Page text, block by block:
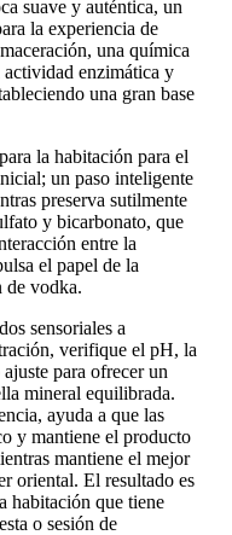
suave y auténtica, un
la experiencia de
una química
actividad enzimática y
una gran base
la habitación para el
un paso inteligente
preserva sutilmente
y bicarbonato, que
entre la
el papel de la
de vodka.
sensoriales a
verifique el pH, la
para ofrecer un
mineral equilibrada.
ayuda a que las
y mantiene el producto
mantiene el mejor
oriental. El resultado es
habitación que tiene
o sesión de